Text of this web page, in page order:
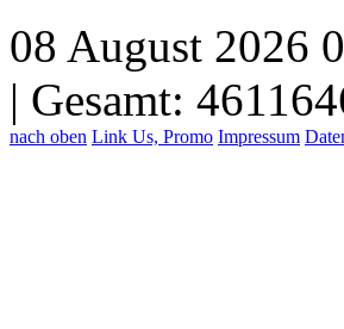
08 August 2026
| Gesamt:
nach oben Link Us, Promo Impressum